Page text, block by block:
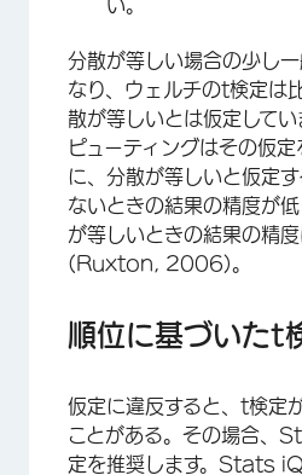
い。
分散が等しい場合の少し
なり、ウェルチのt検定は
散が等しいとは仮定して
ピューティングはその仮
に、分散が等しいと仮定
ないときの結果の精度が
が等しいときの結果の精
(Ruxton, 2006)。
順位に基づいたt
仮定に違反すると、t検定
ことがある。その場合、
定を推奨します。Stats